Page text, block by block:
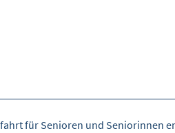
für Senioren und Seniorinnen